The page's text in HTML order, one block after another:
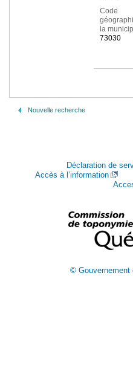
Code
la
73030
Nouvelle recherche
Déclaration de
Accès à l’information
© Gouvernement